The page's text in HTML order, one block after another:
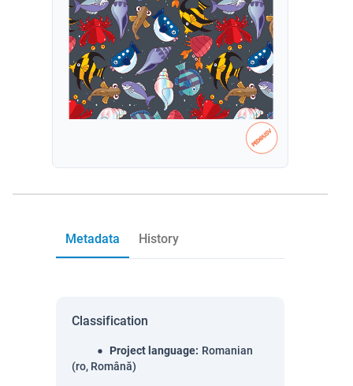
Metadata History
Classification
Project language: Romanian
(ro, Română)